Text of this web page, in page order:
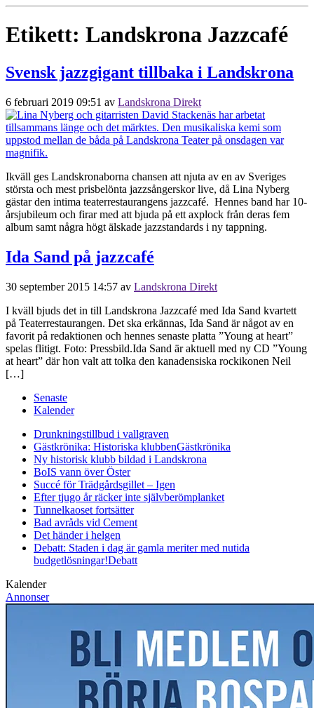
Etikett: Landskrona Jazzcafé
Svensk jazzgigant tillbaka i Landskrona
6 februari 2019 09:51 av Landskrona Direkt
Ikväll ges Landskronaborna chansen att njuta av en av Sveriges
största och mest prisbelönta jazzsångerskor live, då Lina Nyberg
gästar den intima teaterrestaurangens jazzcafé. Hennes band har 10-
årsjubileum och firar med att bjuda på ett axplock från deras fem
album samt några högt älskade jazzstandards i ny tappning.
Ida Sand på jazzcafé
30 september 2015 14:57 av Landskrona Direkt
I kväll bjuds det in till Landskrona Jazzcafé med Ida Sand kvartett
på Teaterrestaurangen. Det ska erkännas, Ida Sand är något av en
favorit på redaktionen och hennes senaste platta ”Young at heart”
spelas flitigt. Foto: Pressbild.Ida Sand är aktuell med ny CD ”Young
at heart” där hon valt att tolka den kanadensiska rockikonen Neil
[…]
Senaste
Kalender
Drunkningstillbud i vallgraven
Gästkrönika: Historiska klubbenGästkrönika
Ny historisk klubb bildad i Landskrona
BoIS vann över Öster
Succé för Trädgårdsgillet – Igen
Efter tjugo år räcker inte självberömplanket
Tunnelkaoset fortsätter
Bad avråds vid Cement
Det händer i helgen
Debatt: Staden i dag är gamla meriter med nutida
budgetlösningar!Debatt
Kalender
Annonser